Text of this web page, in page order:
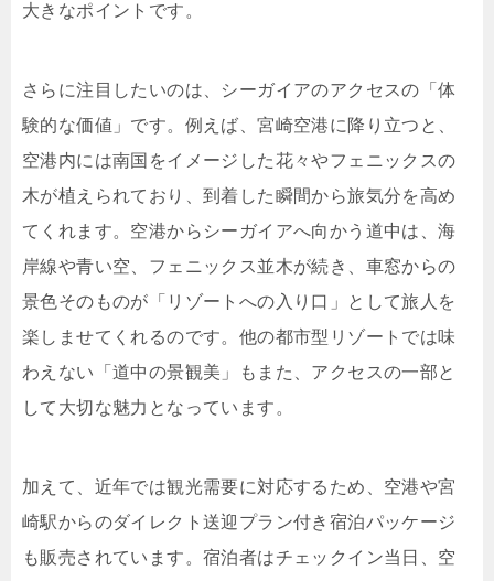
大きなポイントです。
さらに注目したいのは、シーガイアのアクセスの「体
験的な価値」です。例えば、宮崎空港に降り立つと、
空港内には南国をイメージした花々やフェニックスの
木が植えられており、到着した瞬間から旅気分を高め
てくれます。空港からシーガイアへ向かう道中は、海
岸線や青い空、フェニックス並木が続き、車窓からの
景色そのものが「リゾートへの入り口」として旅人を
楽しませてくれるのです。他の都市型リゾートでは味
わえない「道中の景観美」もまた、アクセスの一部と
して大切な魅力となっています。
加えて、近年では観光需要に対応するため、空港や宮
崎駅からのダイレクト送迎プラン付き宿泊パッケージ
も販売されています。宿泊者はチェックイン当日、空